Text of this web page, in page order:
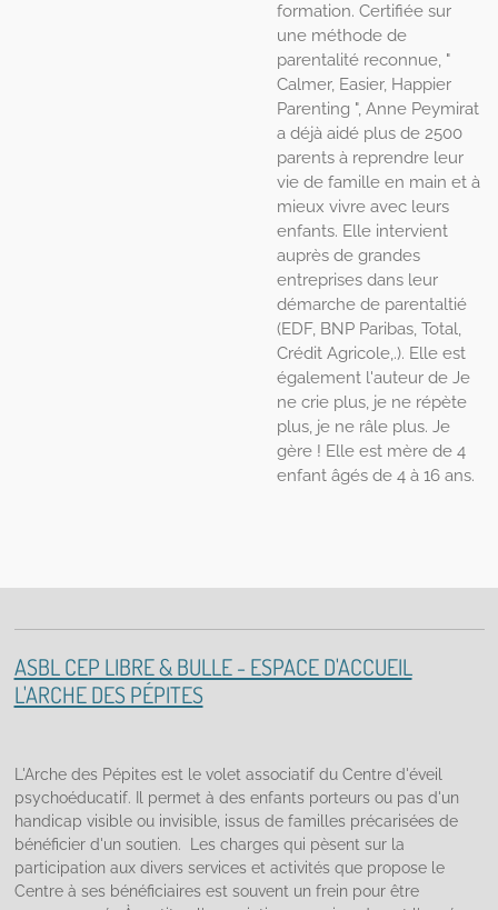
formation. Certifiée sur
une méthode de
parentalité reconnue, "
Calmer, Easier, Happier
Parenting ", Anne Peymirat
a déjà aidé plus de 2500
parents à reprendre leur
vie de famille en main et à
mieux vivre avec leurs
enfants. Elle intervient
auprès de grandes
entreprises dans leur
démarche de parentaltié
(EDF, BNP Paribas, Total,
Crédit Agricole,.). Elle est
également l'auteur de Je
ne crie plus, je ne répète
plus, je ne râle plus. Je
gère ! Elle est mère de 4
enfant âgés de 4 à 16 ans.
ASBL CEP LIBRE & BULLE - ESPACE D'ACCUEIL
L'ARCHE DES PÉPITES
L'Arche des Pépites est le volet associatif du Centre d'éveil
psychoéducatif. Il permet à des enfants porteurs ou pas d'un
handicap visible ou invisible, issus de familles précarisées de
bénéficier d'un soutien. Les charges qui pèsent sur la
participation aux divers services et activités que propose le
Centre à ses bénéficiaires est souvent un frein pour être